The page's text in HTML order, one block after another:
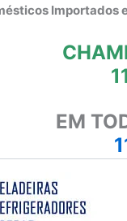
Importados
EM